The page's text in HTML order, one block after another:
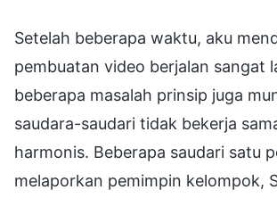
Setelah beberapa waktu, aku
pembuatan video berjalan sangat
beberapa masalah prinsip juga
saudara-saudari tidak bekerja
harmonis. Beberapa saudari satu
melaporkan pemimpin kelompok,